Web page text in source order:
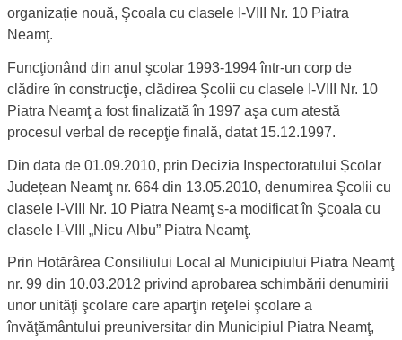
organizație nouă, Şcoala cu clasele I-VIII Nr. 10 Piatra
Neamţ.
Funcţionând din anul şcolar 1993-1994 într-un corp de
clădire în construcţie, clădirea Şcolii cu clasele I-VIII Nr. 10
Piatra Neamţ a fost finalizată în 1997 aşa cum atestă
procesul verbal de recepţie finală, datat 15.12.1997.
Din data de 01.09.2010, prin Decizia Inspectoratului Școlar
Județean Neamţ nr. 664 din 13.05.2010, denumirea Şcolii cu
clasele I-VIII Nr. 10 Piatra Neamţ s-a modificat în Şcoala cu
clasele I-VIII „Nicu Albu” Piatra Neamţ.
Prin Hotărârea Consiliului Local al Municipiului Piatra Neamţ
nr. 99 din 10.03.2012 privind aprobarea schimbării denumirii
unor unităţi şcolare care aparţin reţelei şcolare a
învăţământului preuniversitar din Municipiul Piatra Neamţ,